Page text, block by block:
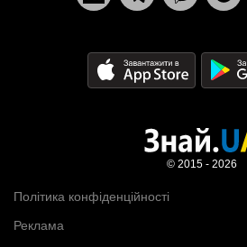
Політика конфіденційності
Реклама
© 2015 - 2026